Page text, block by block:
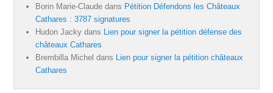
Borin Marie-Claude dans Pétition Défendons les Châteaux
Cathares : 3787 signatures
Hudon Jacky dans
Lien pour signer la pétition défense des
châteaux Cathares
Brembilla Michel dans
Lien pour signer la pétition châteaux
Cathares